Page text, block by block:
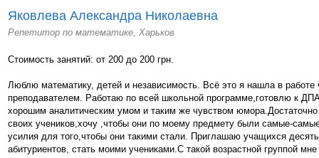
Яковлева Александра Николаевна
Репетитор по математике, Харьков
Стоимость занятий: от 200 до 200 грн.
Люблю математику, детей и независимость. Всё это я нашла в работе
преподавателем. Работаю по всей школьной программе,готовлю к
хорошим аналитическим умом и таким же чувством
своих учеников,хочу ,чтобы они по моему предмету были самые-
усилия для того,чтобы они такими стали. Приглашаю учащихся
абитуриентов, стать моими учениками.С такой возрастной группой